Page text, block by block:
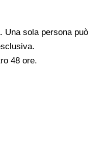
Una sola persona può
48 ore.